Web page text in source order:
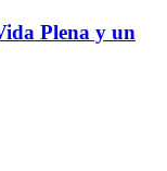
Plena y un